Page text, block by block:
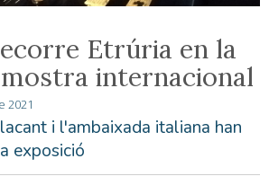
Etrúria en la
internacional
2021
i l'ambaixada italiana han
exposició